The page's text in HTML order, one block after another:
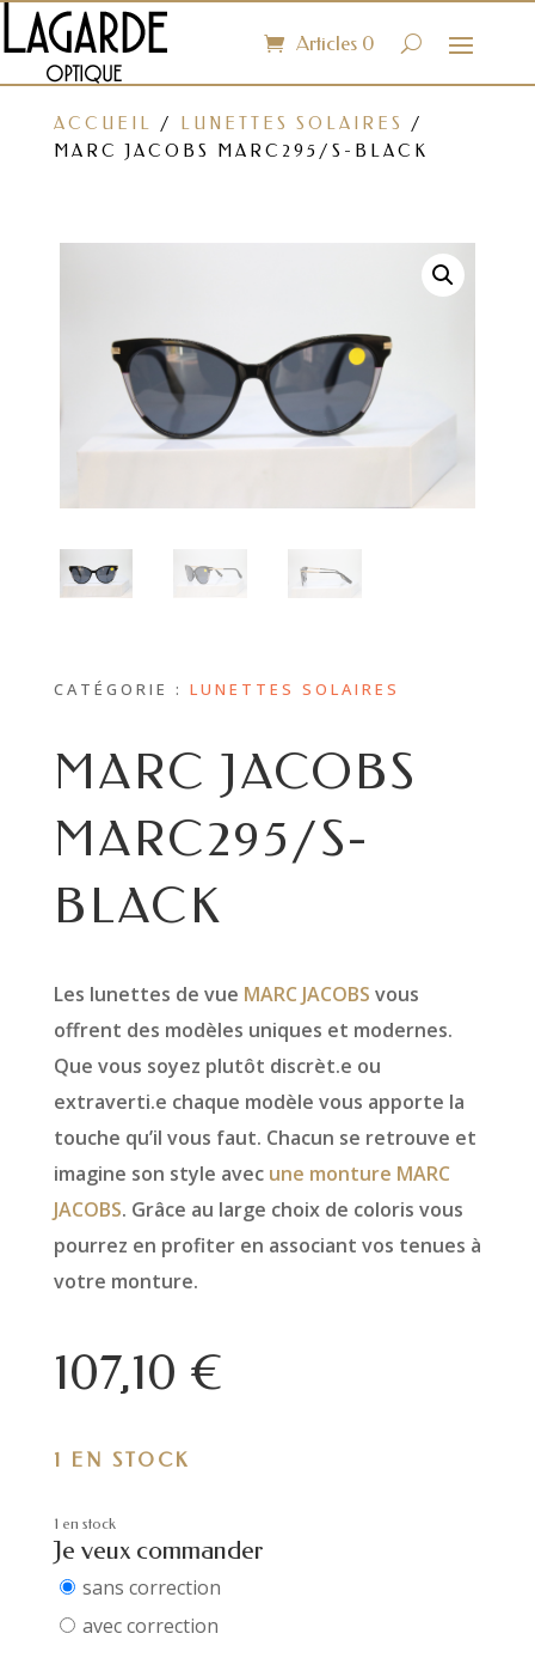
Articles 0
ACCUEIL / LUNETTES SOLAIRES
/
MARC JACOBS MARC295/S-BLACK
CATÉGORIE : LUNETTES SOLAIRES
MARC JACOBS
MARC295/S-
BLACK
Les lunettes de vue MARC JACOBS vous
offrent des modèles uniques et modernes.
Que vous soyez plutôt discrèt.e ou
extraverti.e chaque modèle vous apporte la
touche qu’il vous faut. Chacun se retrouve et
imagine son style avec une monture MARC
JACOBS. Grâce au large choix de coloris vous
pourrez en profiter en associant vos tenues à
votre monture.
107,10 €
1 EN STOCK
1 en stock
Je veux commander
sans correction
avec correction